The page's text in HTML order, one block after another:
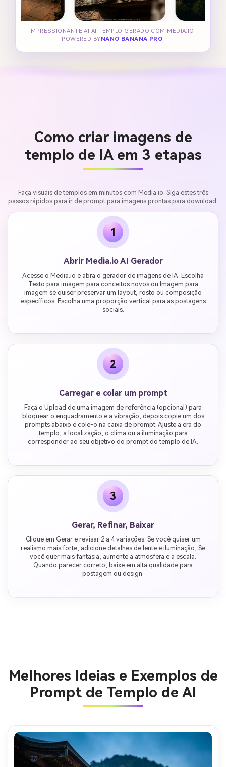
IMPRESSIONANTE AI AI TEMPLO GERADO COM MEDIA.IO-
POWERED BY NANO BANANA PRO.
Como criar imagens de
templo de IA em 3 etapas
Faça visuais de templos em minutos com Media.io. Siga estes três
passos rápidos para ir de prompt para imagens prontas para download.
1
Abrir Media.io AI Gerador
Acesse o Media.io e abra o gerador de imagens de IA. Escolha
Texto para imagem para conceitos novos ou Imagem para
imagem se quiser preservar um layout, rosto ou composição
específicos. Escolha uma proporção vertical para as postagens
sociais.
2
Carregar e colar um prompt
Faça o Upload de uma imagem de referência (opcional) para
bloquear o enquadramento e a vibração, depois copie um dos
prompts abaixo e cole-o na caixa de prompt. Ajuste a era do
templo, a localização, o clima ou a iluminação para
corresponder ao seu objetivo do prompt do templo de IA.
3
Gerar, Refinar, Baixar
Clique em Gerar e revisar 2 a 4 variações. Se você quiser um
realismo mais forte, adicione detalhes de lente e iluminação; Se
você quer mais fantasia, aumente a atmosfera e a escala.
Quando parecer correto, baixe em alta qualidade para
postagem ou design.
Melhores Ideias e Exemplos de
Prompt de Templo de AI